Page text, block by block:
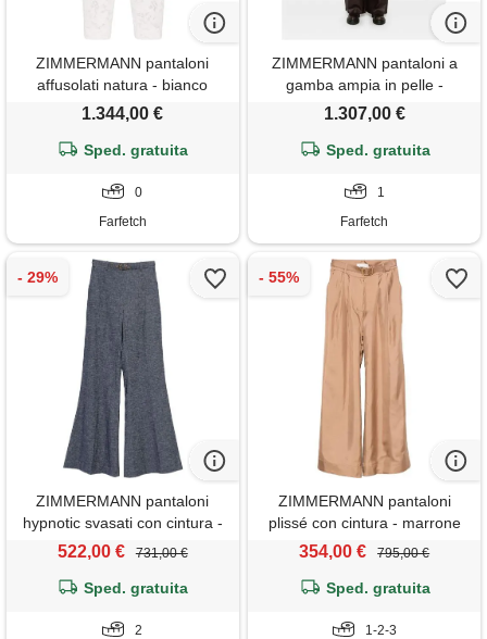
ZIMMERMANN pantaloni
affusolati natura - bianco
1.344,00 €
Sped. gratuita
0
Farfetch
ZIMMERMANN pantaloni a
gamba ampia in pelle -
marrone
1.307,00 €
Sped. gratuita
1
Farfetch
ZIMMERMANN pantaloni
hypnotic svasati con cintura -
blu
522,00 € 731,00 €
Sped. gratuita
2
ZIMMERMANN pantaloni
plissé con cintura - marrone
354,00 € 795,00 €
Sped. gratuita
1-2-3